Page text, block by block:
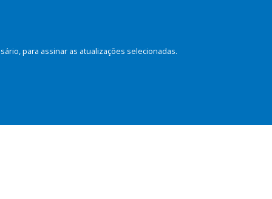
para assinar as atualizações selecionadas.